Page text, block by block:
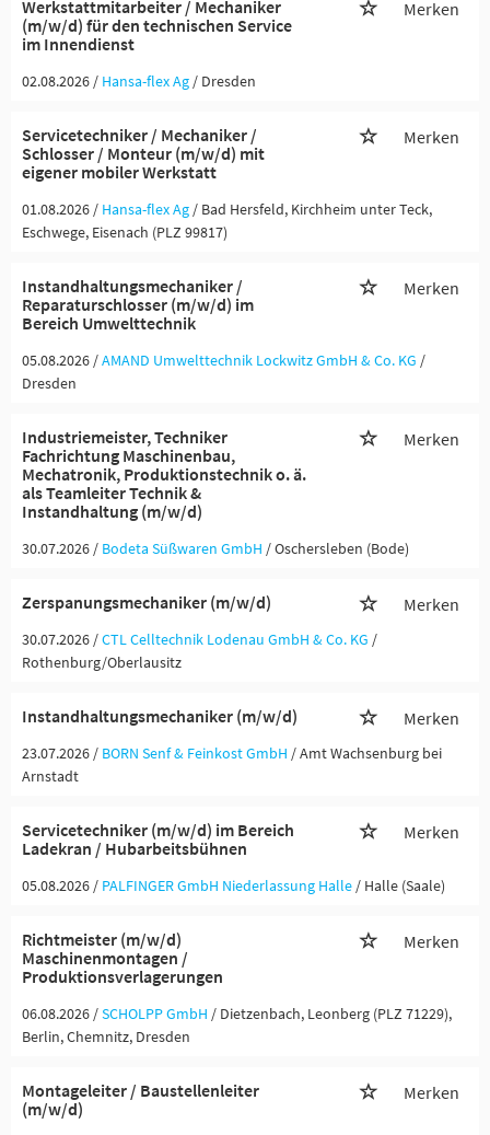
Werkstattmitarbeiter / Mechaniker
(m/w/d) für den technischen Service
im Innendienst
Merken
02.08.2026 / Hansa-flex Ag / Dresden
Servicetechniker / Mechaniker /
Schlosser / Monteur (m/w/d) mit
eigener mobiler Werkstatt
Merken
01.08.2026 / Hansa-flex Ag / Bad Hersfeld, Kirchheim unter Teck,
Eschwege, Eisenach (PLZ 99817)
Instandhaltungsmechaniker /
Reparaturschlosser (m/w/d) im
Bereich Umwelttechnik
Merken
05.08.2026 /AMAND Umwelttechnik Lockwitz GmbH & Co. KG /
Dresden
Industriemeister, Techniker
Fachrichtung Maschinenbau,
Mechatronik, Produktionstechnik o. ä.
als Teamleiter Technik &
Instandhaltung (m/w/d)
Merken
30.07.2026 / Bodeta Süßwaren GmbH / Oschersleben (Bode)
Zerspanungsmechaniker (m/w/d) Merken
30.07.2026 /CTL Celltechnik Lodenau GmbH & Co. KG /
Rothenburg/Oberlausitz
Instandhaltungsmechaniker (m/w/d) Merken
23.07.2026 / BORN Senf & Feinkost GmbH / Amt Wachsenburg bei
Arnstadt
Servicetechniker (m/w/d) im Bereich
Ladekran / Hubarbeitsbühnen
Merken
05.08.2026 / PALFINGER GmbH Niederlassung Halle / Halle (Saale)
Richtmeister (m/w/d)
Maschinenmontagen /
Produktionsverlagerungen
Merken
06.08.2026 /SCHOLPP GmbH / Dietzenbach, Leonberg (PLZ 71229),
Berlin, Chemnitz, Dresden
Montageleiter / Baustellenleiter
(m/w/d)
Merken